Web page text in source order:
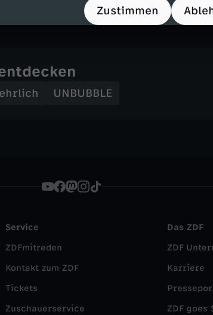
Zustimmen
es, sich selbst zu lieben?
ehrlich UNBUBBLE
Service
ZDFmitreden
Kontakt zum ZDF
Tickets
Zuschauerservice
Das ZDF
ZDF
Karriere
ZDF goes